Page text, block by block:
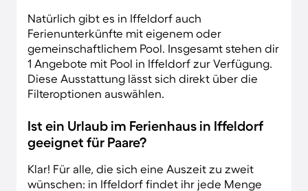
Natürlich gibt es in Iffeldorf auch
Ferienunterkünfte mit eigenem oder
gemeinschaftlichem Pool. Insgesamt stehen dir
1 Angebote mit Pool in Iffeldorf zur Verfügung.
Diese Ausstattung lässt sich direkt über die
Filteroptionen auswählen.
Ist ein Urlaub im Ferienhaus in Iffeldorf
geeignet für Paare?
Klar! Für alle, die sich eine Auszeit zu zweit
wünschen: in Iffeldorf findet ihr jede Menge